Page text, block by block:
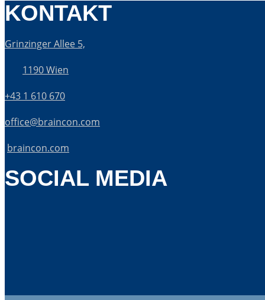
KONTAKT
Grinzinger Allee 5,
1190 Wien
+43 1 610 670
office@braincon.com
braincon.com
SOCIAL MEDIA